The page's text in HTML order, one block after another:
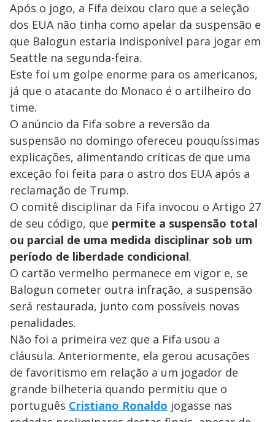
Após o jogo, a Fifa deixou claro que a seleção
dos EUA não tinha como apelar da suspensão e
que Balogun estaria indisponível para jogar em
Seattle na segunda-feira.
Este foi um golpe enorme para os americanos,
já que o atacante do Monaco é o artilheiro do
time.
O anúncio da Fifa sobre a reversão da
suspensão no domingo ofereceu pouquíssimas
explicações, alimentando críticas de que uma
exceção foi feita para o astro dos EUA após a
reclamação de Trump.
O comitê disciplinar da Fifa invocou o Artigo 27
de seu código, que permite a suspensão total
ou parcial de uma medida disciplinar sob um
período de liberdade condicional.
O cartão vermelho permanece em vigor e, se
Balogun cometer outra infração, a suspensão
será restaurada, junto com possíveis novas
penalidades.
Não foi a primeira vez que a Fifa usou a
cláusula. Anteriormente, ela gerou acusações
de favoritismo em relação a um jogador de
grande bilheteria quando permitiu que o
português Cristiano Ronaldo jogasse nas